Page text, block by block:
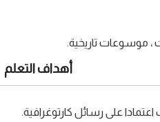
، موسوعات تاريخية.
أهداف التعلم
على رسائل كارتوغرافية.